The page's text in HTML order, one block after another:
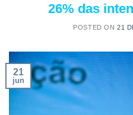
26% das
POSTED ON 21
21
jun